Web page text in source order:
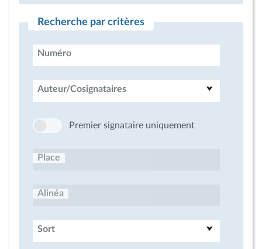
Recherche par critères
Numéro
Auteur/Cosignataires
Premier signataire uniquement
Place
Alinéa
Sort